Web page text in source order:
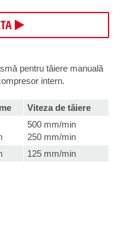
pentru tăiere manuală
intern.
Viteza de tăiere
500 mm/min
250 mm/min
125 mm/min